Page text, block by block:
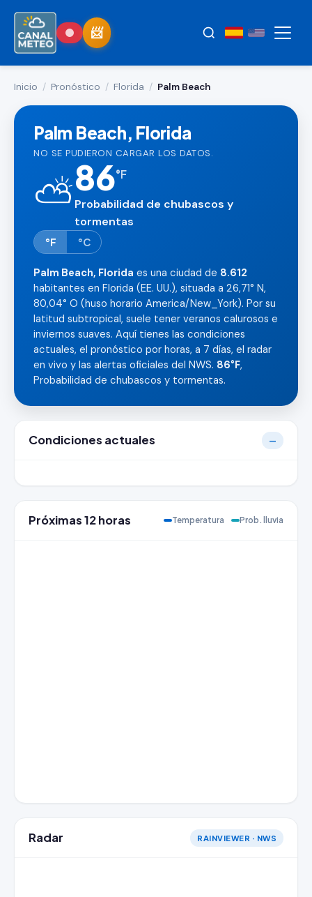
Inicio / Pronóstico / Florida / Palm Beach
Palm Beach, Florida
NO SE PUDIERON CARGAR LOS DATOS.
⛅86°F
Probabilidad de chubascos y
tormentas
°F °C
Palm Beach, Florida es una ciudad de 8.612
habitantes en Florida (EE. UU.), situada a 26,71° N,
80,04° O (huso horario America/New_York). Por su
latitud subtropical, suele tener veranos calurosos e
inviernos suaves. Aquí tienes las condiciones
actuales, el pronóstico por horas, a 7 días, el radar
en vivo y las alertas oficiales del NWS. 86°F,
Probabilidad de chubascos y tormentas.
Condiciones actuales —
Próximas 12 horas Temperatura Prob. lluvia
Radar RAINVIEWER · NWS